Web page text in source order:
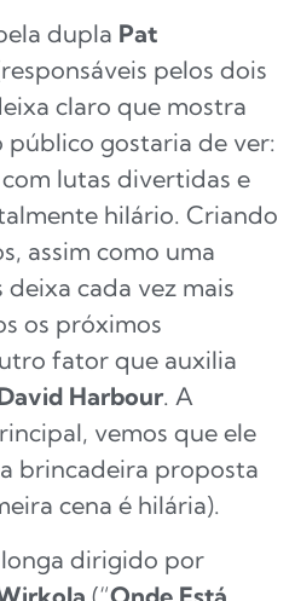
dupla Pat
pelos dois
claro que mostra
gostaria de ver:
lutas divertidas e
hilário. Criando
assim como uma
cada vez mais
os próximos
fator que auxilia
Harbour. A
vemos que ele
brincadeira proposta
cena é hilária).
dirigido por